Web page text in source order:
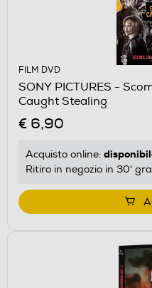
FILM DVD
SONY PICTURES -
Caught Stealing
€ 6,90
Acquisto online:
Ritiro in negozio in 30'